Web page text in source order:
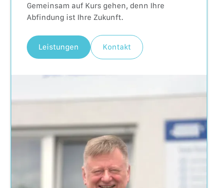
Gemeinsam auf Kurs gehen, denn Ihre
Abfindung ist Ihre Zukunft.
Leistungen Kontakt